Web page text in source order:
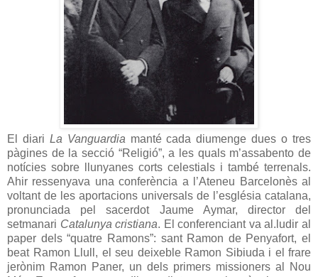
El diari La Vanguardia manté cada diumenge dues o tres
pàgines de la secció “Religió”, a les quals m’assabento de
notícies sobre llunyanes corts celestials i també terrenals.
Ahir ressenyava una conferència a l’Ateneu Barcelonès al
voltant de les aportacions universals de l’església catalana,
pronunciada pel sacerdot Jaume Aymar, director del
setmanari Catalunya cristiana. El conferenciant va al.ludir al
paper dels “quatre Ramons”: sant Ramon de Penyafort, el
beat Ramon Llull, el seu deixeble Ramon Sibiuda i el frare
jerònim Ramon Paner, un dels primers missioners al Nou